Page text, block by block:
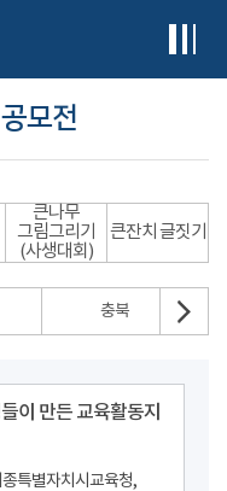
모전
큰나무
그림그리기
(사생대회)
큰잔치 글짓기
충북
이 만든 교육활동지
특별자치시교육청,